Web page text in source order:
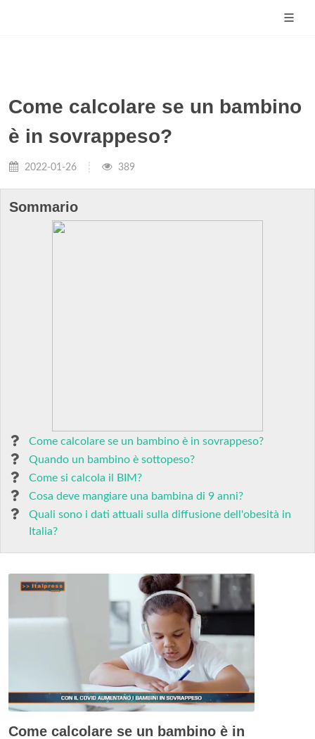
Come calcolare se un bambino
è in sovrappeso?
2022-01-26 389
Sommario
Come calcolare se un bambino è in sovrappeso?
Quando un bambino è sottopeso?
Come si calcola il BIM?
Cosa deve mangiare una bambina di 9 anni?
Quali sono i dati attuali sulla diffusione dell'obesità in
Italia?
Come calcolare se un bambino è in